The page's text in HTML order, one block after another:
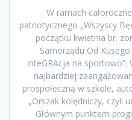
W ramach
patriotycznego „Wszyscy
początku kwietnia br.
Samorządu Od
inteGRAcja na sportowo”.
najbardziej
prospołeczną w szkole,
„Orszak kolędniczy, czyli
Głównym punktem